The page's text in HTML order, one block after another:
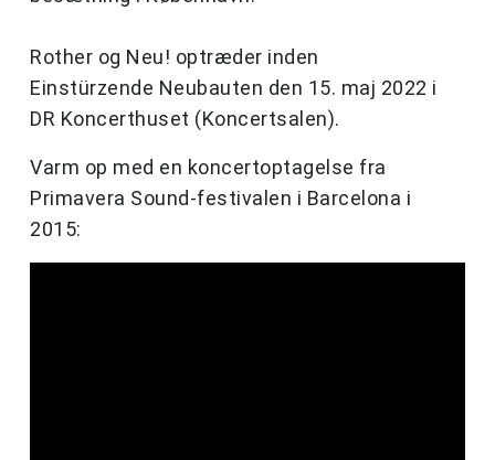
Rother og Neu! optræder inden
Einstürzende Neubauten den 15. maj 2022 i
DR Koncerthuset (Koncertsalen).
Varm op med en koncertoptagelse fra
Primavera Sound-festivalen i Barcelona i
2015: